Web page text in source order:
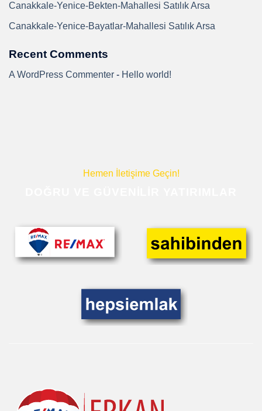
Canakkale-Yenice-Bekten-Mahallesi Satılık Arsa
Canakkale-Yenice-Bayatlar-Mahallesi Satılık Arsa
Recent Comments
A WordPress Commenter - Hello world!
Hemen İletişime Geçin!